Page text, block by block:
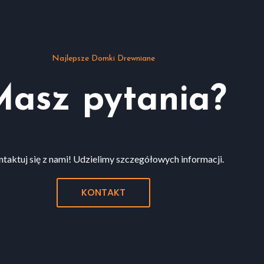
Najlepsze Domki Drewniane
pytania?
się z nami! Udzielimy szczegółowych informacji.
KONTAKT